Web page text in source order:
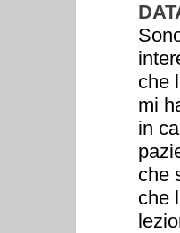
che
mi
in
che
che